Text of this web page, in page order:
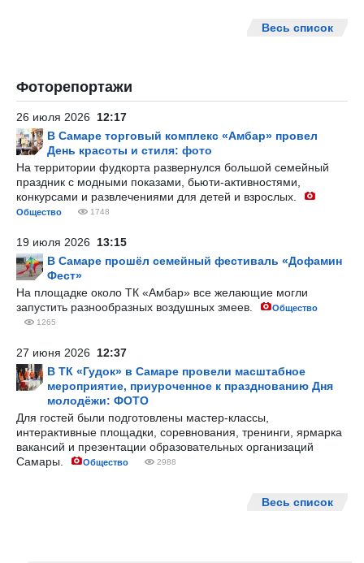
Весь список
Фоторепортажи
26 июля 2026 12:17
В Самаре торговый комплекс «Амбар» провел
День красоты и стиля: фото
На территории фудкорта развернулся большой семейный
праздник с модными показами, бьюти-активностями,
конкурсами и развлечениями для детей и взрослых.
Общество 1748
19 июля 2026 13:15
В Самаре прошёл семейный фестиваль «Дофамин
Фест»
На площадке около ТК «Амбар» все желающие могли
запустить разнообразных воздушных змеев.
Общество
1265
27 июня 2026 12:37
В ТК «Гудок» в Самаре провели масштабное
мероприятие, приуроченное к празднованию Дня
молодёжи: ФОТО
Для гостей были подготовлены мастер-классы,
интерактивные площадки, соревнования, тренинги, ярмарка
вакансий и презентации образовательных организаций
Самары.
Общество 2988
Весь список